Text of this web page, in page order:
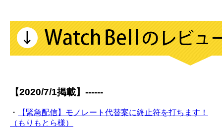
【2020/7/1掲載】------
・
【緊急配信】モノレート代替案に終止符を打ちます！
（もりもとら様）